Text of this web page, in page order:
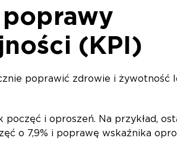
(KPI)
poprawić zdrowie i żywotność
i oproszeń. Na przykład,
o 7,9% i poprawę wskaźnika